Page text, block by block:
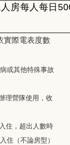
房每人每日
實際電表度數
或其他特殊事故
隊使用，收
住，超出人數時
住（不論房型）